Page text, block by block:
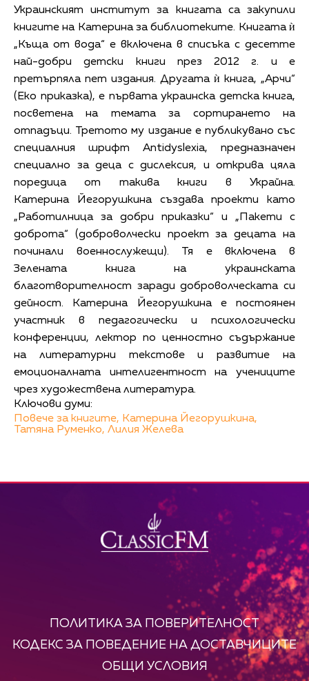
Украинският институт за книгата са закупили
книгите на Катерина за библиотеките. Книгата ѝ
„Къща от вода“ е включена в списъка с десетте
най-добри детски книги през 2012 г. и е
претърпяла пет издания. Другата ѝ книга, „Арчи“
(Еко приказка), е първата украинска детска книга,
посветена на темата за сортирането на
отпадъци. Третото му издание е публикувано със
специалния шрифт Antidyslexia, предназначен
специално за деца с дислексия, и открива цяла
поредица от такива книги в Украйна.
Катерина Йегорушкина създава проекти като
„Работилница за добри приказки“ и „Пакети с
доброта“ (доброволчески проект за децата на
починали военнослужещи). Тя е включена в
Зелената книга на украинската
благотворителност заради доброволческата си
дейност. Катерина Йегорушкина е постоянен
участник в педагогически и психологически
конференции, лектор по ценностно съдържание
на литературни текстове и развитие на
емоционалната интелигентност на учениците
чрез художествена литература.
Ключови думи:
Повече за книгите, Катерина Йегорушкина,
Татяна Руменко, Лилия Желева
ПОЛИТИКА ЗА ПОВЕРИТЕЛНОСТ
КОДЕКС ЗА ПОВЕДЕНИЕ НА ДОСТАВЧИЦИТЕ
ОБЩИ УСЛОВИЯ